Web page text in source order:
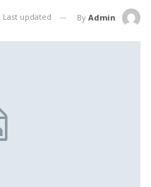
By Admin
Last updated